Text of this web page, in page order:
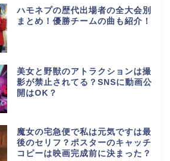
ハモネプの歴代出場者の全大会別
まとめ！優勝チームの曲も紹介！
美女と野獣のアトラクションは撮
影が禁止されてる？SNSに動画公
開はOK？
魔女の宅急便で私は元気ですは最
後のセリフ？ポスターのキャッチ
コピーは映画完成前に決まった？